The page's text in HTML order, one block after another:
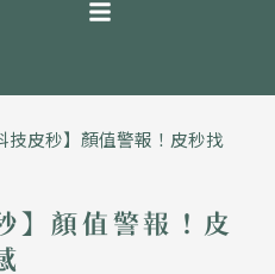
技皮秒】顏值警報！皮秒找
】顏值警報！皮